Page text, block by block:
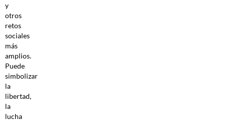
y
otros
retos
sociales
más
amplios.
Puede
simbolizar
la
libertad,
la
lucha